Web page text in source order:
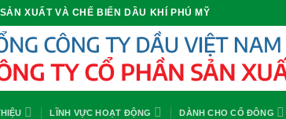
XUẤT VÀ CHẾ BIẾN DẦU KHÍ PHÚ MỸ
LĨNH VỰC HOẠT ĐỘNG DÀNH CHO CỔ ĐÔNG